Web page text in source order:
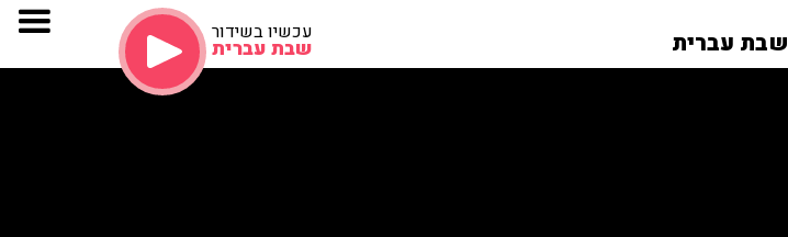
שבת עברית עכשיו בשידור
שבת עברית